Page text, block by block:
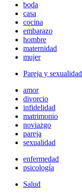
boda
casa
cocina
embarazo
hombre
maternidad
mujer
Pareja y sexualidad
amor
divorcio
infidelidad
matrimonio
noviazgo
pareja
sexualidad
enfermedad
psicología
Salud